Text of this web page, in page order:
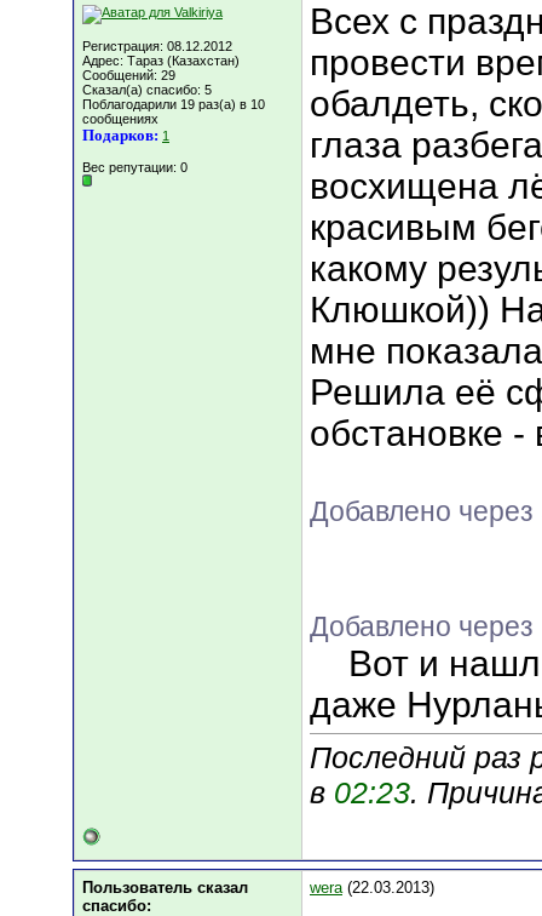
Регистрация: 08.12.2012
Адрес: Тараз (Казахстан)
Сообщений: 29
Сказал(а) спасибо: 5
Поблагодарили 19 раз(а) в 10
сообщениях
Подарков: 1
Вес репутации: 0
Всех с
провести
обалдеть,
глаза
восхищена
красивым
какому
Клюшкой))
мне
Решила её
обстановке
Добавлено через
Добавлено
Вот и
даже
Последний раз
в 02:23.
Пользователь сказал
cпасибо:
wera(22.03.2013)